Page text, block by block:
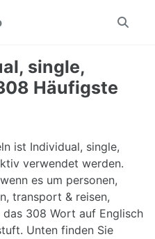
Toggle
single,
Häufigste
ist Individual, single,
verwendet werden.
es um personen,
transport & reisen,
das 308 Wort auf Englisch
Unten finden Sie